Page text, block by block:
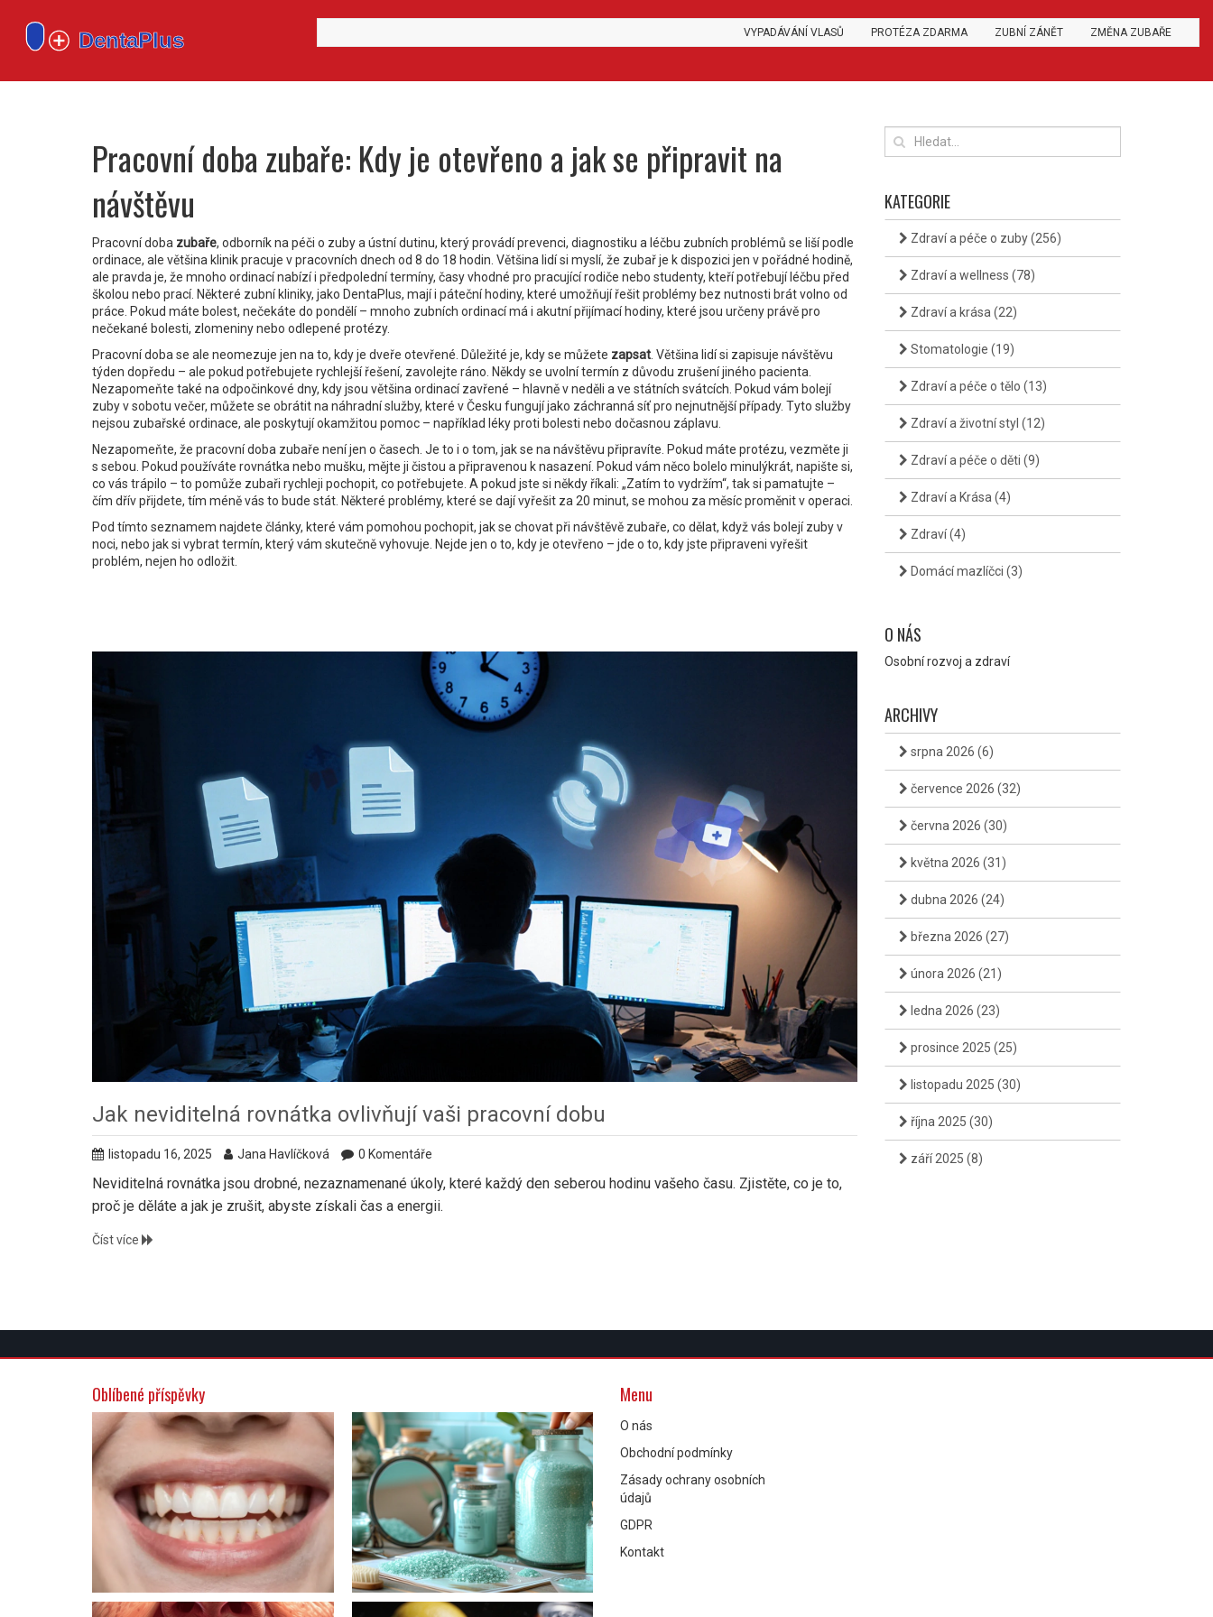
VYPADÁVÁNÍ VLASŮ PROTÉZA ZDARMA ZUBNÍ ZÁNĚT ZMĚNA ZUBAŘE
Pracovní doba zubaře: Kdy je otevřeno a jak se připravit na
návštěvu
Pracovní doba zubaře, odborník na péči o zuby a ústní dutinu, který provádí prevenci, diagnostiku a léčbu zubních problémů se liší podle
ordinace, ale většina klinik pracuje v pracovních dnech od 8 do 18 hodin. Většina lidí si myslí, že zubař je k dispozici jen v pořádné hodině,
ale pravda je, že mnoho ordinací nabízí i předpolední termíny, časy vhodné pro pracující rodiče nebo studenty, kteří potřebují léčbu před
školou nebo prací. Některé zubní kliniky, jako DentaPlus, mají i páteční hodiny, které umožňují řešit problémy bez nutnosti brát volno od
práce . Pokud máte bolest, nečekáte do pondělí – mnoho zubních ordinací má i akutní přijímací hodiny, které jsou určeny právě pro
nečekané bolesti, zlomeniny nebo odlepené protézy.
Pracovní doba se ale neomezuje jen na to, kdy je dveře otevřené. Důležité je, kdy se můžete zapsat . Většina lidí si zapisuje návštěvu
týden dopředu – ale pokud potřebujete rychlejší řešení, zavolejte ráno. Někdy se uvolní termín z důvodu zrušení jiného pacienta.
Nezapomeňte také na odpočinkové dny, kdy jsou většina ordinací zavřené – hlavně v neděli a ve státních svátcích . Pokud vám bolejí
zuby v sobotu večer, můžete se obrátit na náhradní služby, které v Česku fungují jako záchranná síť pro nejnutnější případy. Tyto služby
nejsou zubařské ordinace, ale poskytují okamžitou pomoc – například léky proti bolesti nebo dočasnou záplavu.
Nezapomeňte, že pracovní doba zubaře není jen o časech. Je to i o tom, jak se na návštěvu připravíte. Pokud máte protézu, vezměte ji
s sebou. Pokud používáte rovnátka nebo mušku, mějte ji čistou a připravenou k nasazení. Pokud vám něco bolelo minulýkrát, napište si,
co vás trápilo – to pomůže zubaři rychleji pochopit, co potřebujete. A pokud jste si někdy říkali: „Zatím to vydržím“, tak si pamatujte –
čím dřív přijdete, tím méně vás to bude stát. Některé problémy, které se dají vyřešit za 20 minut, se mohou za měsíc proměnit v operaci.
Pod tímto seznamem najdete články, které vám pomohou pochopit, jak se chovat při návštěvě zubaře, co dělat, když vás bolejí zuby v
noci, nebo jak si vybrat termín, který vám skutečně vyhovuje. Nejde jen o to, kdy je otevřeno – jde o to, kdy jste připraveni vyřešit
problém, nejen ho odložit.
Jak neviditelná rovnátka ovlivňují vaši pracovní dobu
listopadu 16, 2025 Jana Havlíčková 0 Komentáře
Neviditelná rovnátka jsou drobné, nezaznamenané úkoly, které každý den seberou hodinu vašeho času. Zjistěte, co je to,
proč je děláte a jak je zrušit, abyste získali čas a energii.
Číst více
KATEGORIE
Zdraví a péče o zuby(256)
Zdraví a wellness (78)
Zdraví a krása (22)
Stomatologie (19)
Zdraví a péče o tělo (13)
Zdraví a životní styl (12)
Zdraví a péče o děti (9)
Zdraví a Krása (4)
Zdraví(4)
Domácí mazlíčci (3)
O NÁS
Osobní rozvoj a zdraví
ARCHIVY
srpna 2026 (6)
července 2026 (32)
června 2026 (30)
května 2026 (31)
dubna 2026 (24)
března 2026 (27)
února 2026 (21)
ledna 2026 (23)
prosince 2025 (25)
listopadu 2025 (30)
října 2025 (30)
září 2025 (8)
Oblíbené příspěvky Menu
O nás
Obchodní podmínky
Zásady ochrany osobních
údajů
GDPR
Kontakt